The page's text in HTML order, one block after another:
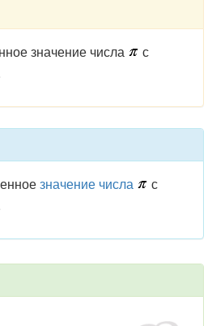
значение числа
с
значение числа
с